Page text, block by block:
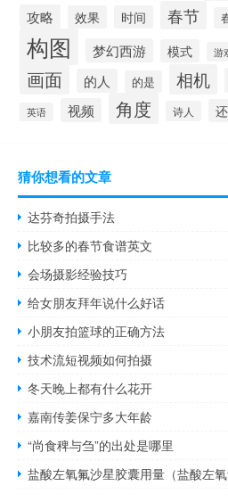
攻略 效果 时间 春节
构图 梦幻西游 模式 游
画面 的人 的是 相机
英语 视频 角度 诗人
猜你想看的文章
达芬奇拍摄手法
比较多的春节食谱英文
会场摄影经验技巧
给女朋友拜年说什么好话
小朋友拍篮球的正确方法
技术流短视频如何拍摄
冬天晚上都有什么花开
嘉南传姜保宁多大年龄
“尚食稗与刍”的出处是哪里
盐酸左氧氟沙星胶囊用量（盐酸左氧